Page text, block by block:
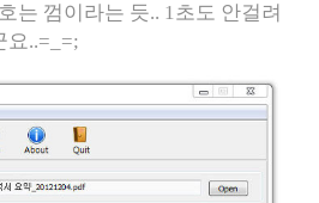
는 껌이라는 듯.. 1초도 안걸려
요..=_=;